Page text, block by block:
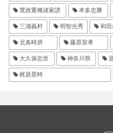
寛政重脩諸家譜 本多忠勝
三浦義村 明智光秀 和田
北条時房 藤原宣孝
大久保忠世 神奈川県
梶原景時